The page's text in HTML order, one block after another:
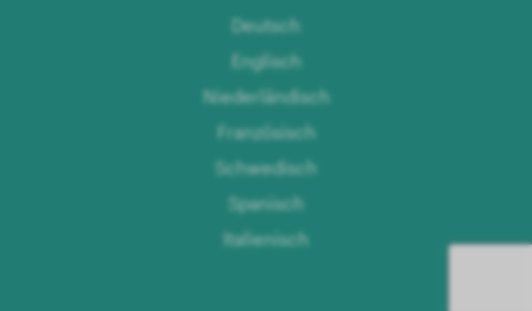
Deutsch
Englisch
Niederländisch
Französisch
Schwedisch
Spanisch
Italienisch